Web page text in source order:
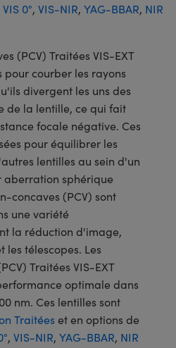
VIS 0°, VIS-NIR, YAG-BBAR, NIR
(PCV) Traitées VIS-EXT
pour courber les rayons
divergent les uns des
de la lentille, ce qui fait
focale négative. Ces
pour équilibrer les
lentilles au sein d'un
aberration sphérique
concaves (PCV) sont
une variété
la réduction d'image,
télescopes. Les
Traitées VIS-EXT
optimale dans
nm. Ces lentilles sont
Traitéeset en options de
, VIS-NIR, YAG-BBAR, NIR